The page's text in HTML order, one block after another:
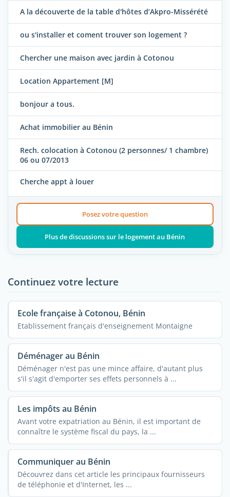
A la découverte de la table d'hôtes d’Akpro-Missérété
ou s'installer et coment trouver son logement ?
Chercher une maison avec jardin à Cotonou
Location Appartement [M]
bonjour a tous.
Achat immobilier au Bénin
Rech. colocation à Cotonou (2 personnes/ 1 chambre)
06 ou 07/2013
Cherche appt à louer
Posez votre question
Plus de discussions sur le logement au Bénin
Continuez votre lecture
Ecole française à Cotonou, Bénin
Etablissement français d'enseignement Montaigne
Déménager au Bénin
Déménager n'est pas une mince affaire, d'autant plus
s'il s'agit d'emporter ses effets personnels à ...
Les impôts au Bénin
Avant votre expatriation au Bénin, il est important de
connaître le système fiscal du pays, la ...
Communiquer au Bénin
Découvrez dans cet article les principaux fournisseurs
de téléphonie et d'Internet, les ...